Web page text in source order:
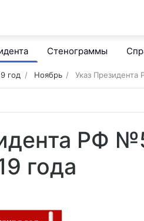
Стенограммы
год Ноябрь Указ Президента
РФ
года